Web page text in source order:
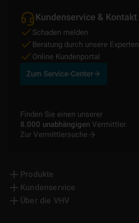
Kundenservice & Kontakt
Schaden melden
Beratung durch unsere Experten
Online Kundenportal
Zum Service-Center
Finden Sie einen unserer
8.000 unabhängigen Vermittler.
Zur Vermittlersuche
Produkte
Kundenservice
Über die VHV